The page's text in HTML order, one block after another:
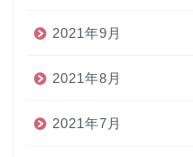
2021年9月
2021年8月
2021年7月